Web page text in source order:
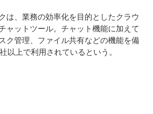
は、業務の効率化を目的としたクラウ
ャットツール。チャット機能に加えて
ク管理、ファイル共有などの機能を備
以上で利用されているという。